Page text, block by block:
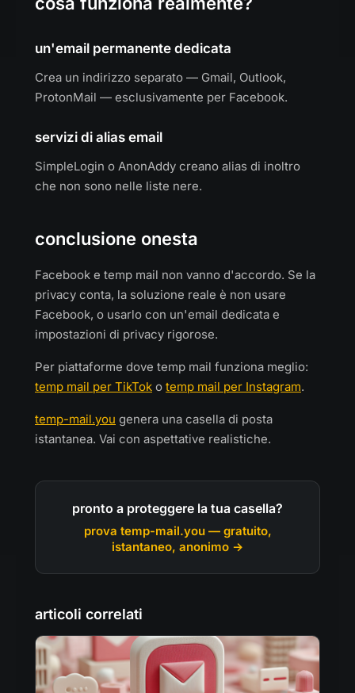
un'email permanente dedicata
Crea un indirizzo separato — Gmail, Outlook,
ProtonMail — esclusivamente per Facebook.
servizi di alias email
SimpleLogin o AnonAddy creano alias di inoltro
che non sono nelle liste nere.
conclusione onesta
Facebook e temp mail non vanno d'accordo. Se la
privacy conta, la soluzione reale è non usare
Facebook, o usarlo con un'email dedicata e
impostazioni di privacy rigorose.
Per piattaforme dove temp mail funziona meglio:
temp mail per TikTok o temp mail per Instagram.
temp-mail.you genera una casella di posta
istantanea. Vai con aspettative realistiche.
pronto a proteggere la tua casella?
prova temp-mail.you — gratuito,
istantaneo, anonimo →
articoli correlati